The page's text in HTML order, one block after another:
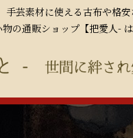
素材に使える古布や格安
の通販ショップ【把愛人- は